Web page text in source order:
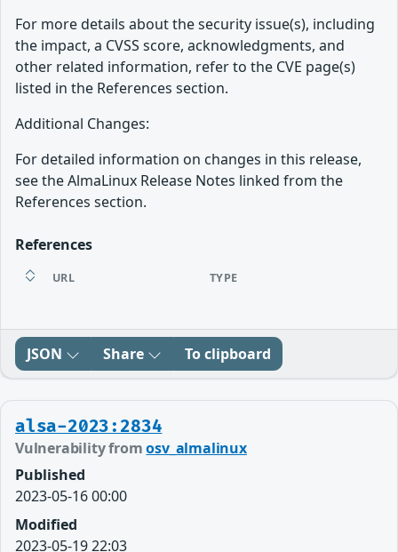
For more details about the security issue(s), including
the impact, a CVSS score, acknowledgments, and
other related information, refer to the CVE page(s)
listed in the References section.
Additional Changes:
For detailed information on changes in this release,
see the AlmaLinux Release Notes linked from the
References section.
References
URL TYPE
JSON Share To clipboard
alsa-2023:2834
Vulnerability fromosv_almalinux
Published
2023-05-16 00:00
Modified
2023-05-19 22:03